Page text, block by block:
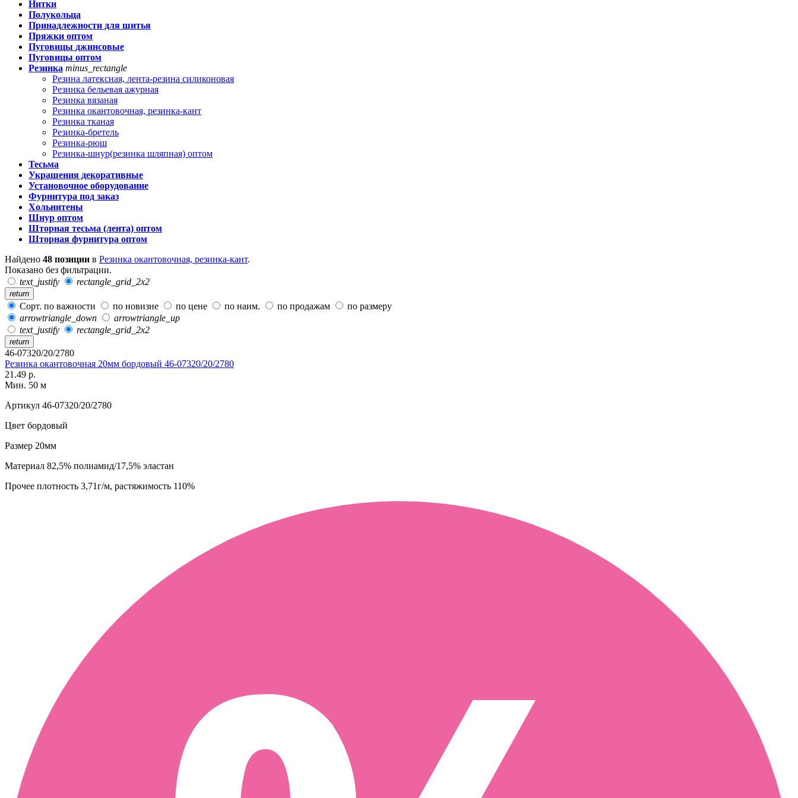
Нитки
Полукольца
Принадлежности для шитья
Пряжки оптом
Пуговицы джинсовые
Пуговицы оптом
Резинка minus_rectangle
Резина латексная, лента-резина силиконовая
Резинка бельевая ажурная
Резинка вязаная
Резинка окантовочная, резинка-кант
Резинка тканая
Резинка-бретель
Резинка-рюш
Резинка-шнур(резинка шляпная) оптом
Тесьма
Украшения декоративные
Установочное оборудование
Фурнитура под заказ
Хольнитены
Шнур оптом
Шторная тесьма (лента) оптом
Шторная фурнитура оптом
Найдено 48 позиции в Резинка окантовочная, резинка-кант.
Показано без фильтрации.
text_justify
rectangle_grid_2x2
return
Сорт. по важности по новизне по цене по наим. по продажам
по размеру
arrowtriangle_down
arrowtriangle_up
text_justify
rectangle_grid_2x2
return
46-07320/20/2780
Резинка окантовочная 20мм бордовый 46-07320/20/2780
21.49 р.
Мин. 50 м
Артикул 46-07320/20/2780
Цвет бордовый
Размер 20мм
Материал 82,5% полиамид/17,5% эластан
Прочее плотность 3,71г/м, растяжимость 110%